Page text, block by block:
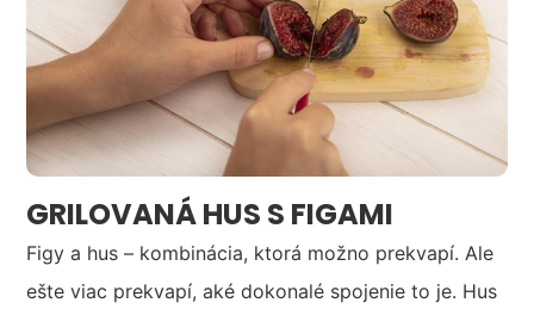
GRILOVANÁ HUS S FIGAMI
Figy a hus – kombinácia, ktorá možno prekvapí. Ale
ešte viac prekvapí, aké dokonalé spojenie to je. Hus